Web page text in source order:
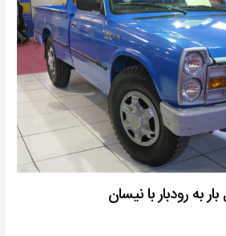
به رودبار با نیسان